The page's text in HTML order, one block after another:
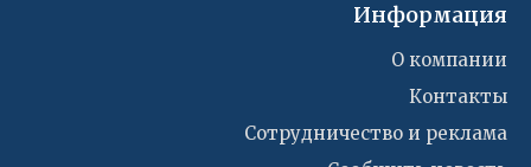
Информация
О компании
Контакты
Сотрудничество и реклама